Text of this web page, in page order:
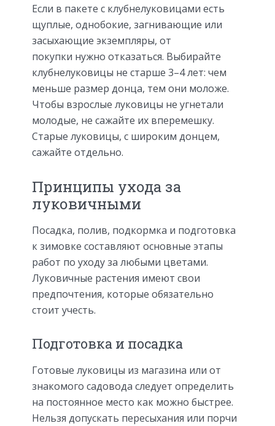
Если в пакете с клубнелуковицами есть
щуплые, однобокие, загнивающие или
засыхающие экземпляры, от
покупки нужно отказаться. Выбирайте
клубнелуковицы не старше 3–4 лет: чем
меньше размер донца, тем они моложе.
Чтобы взрослые луковицы не угнетали
молодые, не сажайте их вперемешку.
Старые луковицы, с широким донцем,
сажайте отдельно.
Принципы ухода за
луковичными
Посадка, полив, подкормка и подготовка
к зимовке составляют основные этапы
работ по уходу за любыми цветами.
Луковичные растения имеют свои
предпочтения, которые обязательно
стоит учесть.
Подготовка и посадка
Готовые луковицы из магазина или от
знакомого садовода следует определить
на постоянное место как можно быстрее.
Нельзя допускать пересыхания или порчи